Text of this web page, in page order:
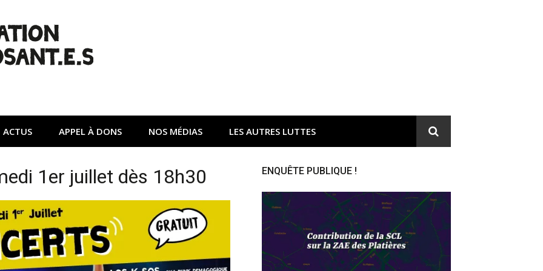
à l'A45
ACTUS APPEL À DONS NOS MÉDIAS LES AUTRES LUTTES
1er juillet dès 18h30 ENQUÊTE PUBLIQUE !